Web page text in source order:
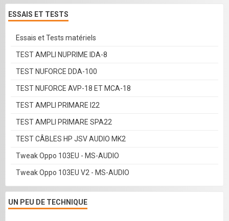
ESSAIS ET TESTS
Essais et Tests matériels
TEST AMPLI NUPRIME IDA-8
TEST NUFORCE DDA-100
TEST NUFORCE AVP-18 ET MCA-18
TEST AMPLI PRIMARE I22
TEST AMPLI PRIMARE SPA22
TEST CÂBLES HP JSV AUDIO MK2
Tweak Oppo 103EU - MS-AUDIO
Tweak Oppo 103EU V2 - MS-AUDIO
UN PEU DE TECHNIQUE